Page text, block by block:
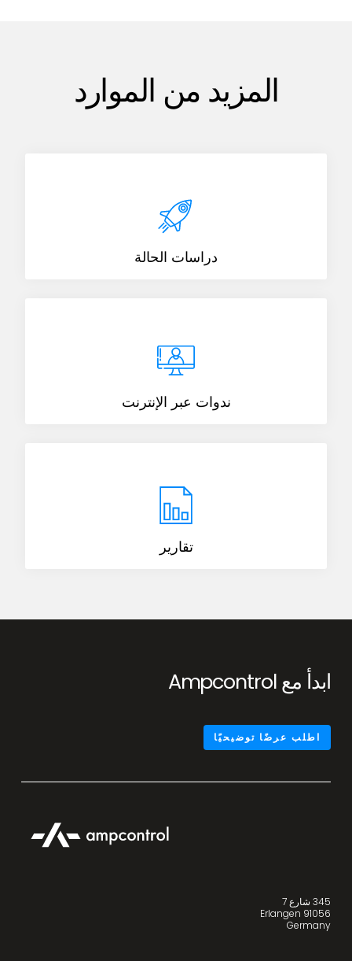
المزيد من الموارد
دراسات الحالة
ندوات عبر الإنترنت
تقارير
ابدأ مع Ampcontrol
اطلب عرضًا توضيحيًا
345 شارع 7
91056 Erlangen
Germany